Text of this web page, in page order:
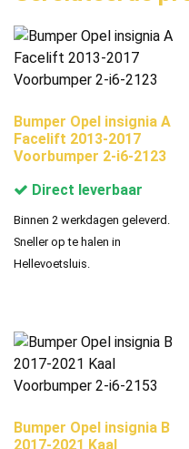
Bumper Opel insignia A
Facelift 2013-2017
Voorbumper 2-i6-2123
Direct leverbaar
Binnen 2 werkdagen geleverd.
Sneller op te halen in
Hellevoetsluis.
Bumper Opel insignia B
2017-2021 Kaal